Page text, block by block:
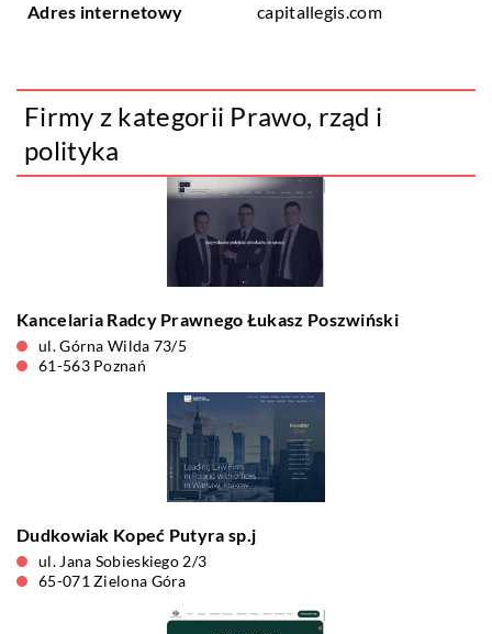
Adres internetowy capitallegis.com
Firmy z kategorii Prawo, rząd i
polityka
Kancelaria Radcy Prawnego Łukasz Poszwiński
ul. Górna Wilda 73/5
61-563 Poznań
Dudkowiak Kopeć Putyra sp.j
ul. Jana Sobieskiego 2/3
65-071 Zielona Góra